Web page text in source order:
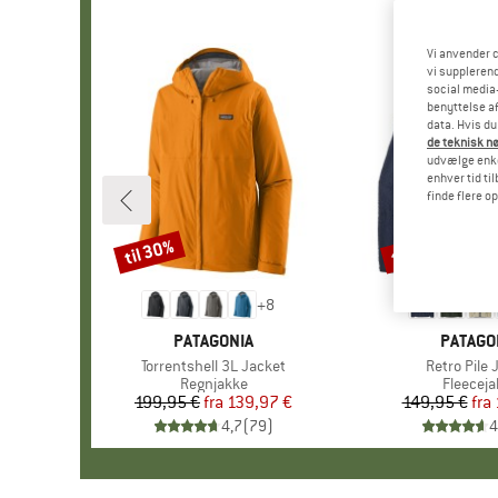
+8
MÆRKE
PATAGONIA
Artikel
Torrentshell 3L Jacket
Produktgruppe
Regnjakke
Pris
199,95 € Nedsat pris
fra 139,97 €
4,7(79)
Rabat
til 30%
MÆRKE
Artikel
Retro Pile
149,95 €fra
Rabat
til 32%
Vi anvender
vi
social
benyttelse
data. Hvis
de teknisk
udvælge
enhver tid
finde flere